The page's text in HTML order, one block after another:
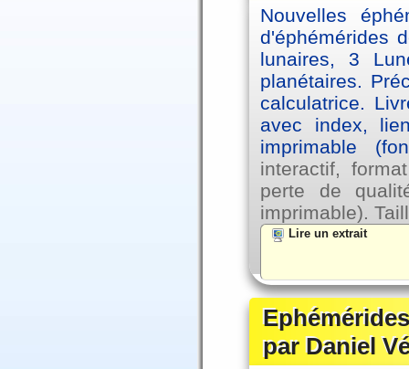
Nouvelles
d'éphémérides
lunaires, 3
planétaires.
calculatrice.
avec index,
imprimable
interactif,
perte de
imprimable).
Lire un extrait
par Daniel